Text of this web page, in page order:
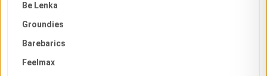
Be Lenka
Groundies
Barebarics
Feelmax